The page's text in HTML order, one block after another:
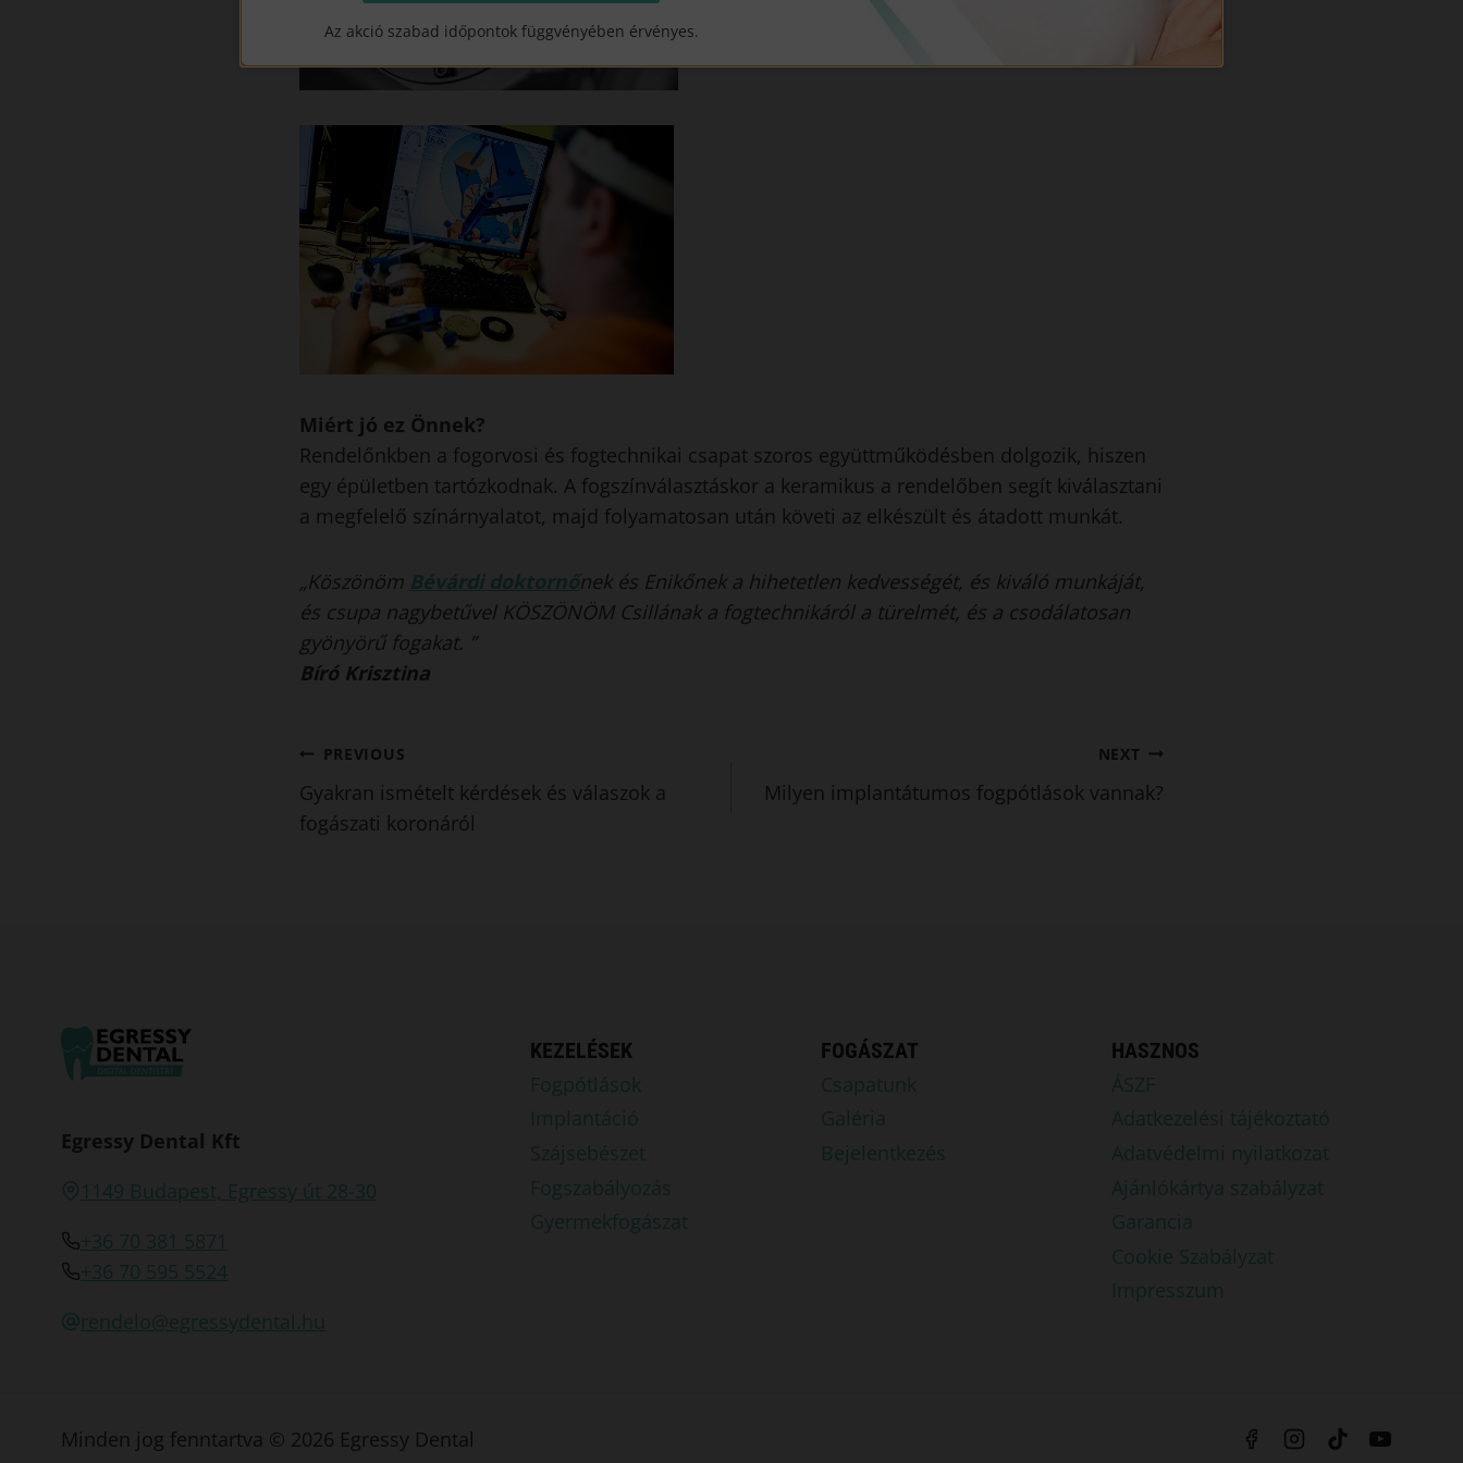
Miért jó ez Önnek?
Rendelőnkben a fogorvosi és fogtechnikai csapat szoros együttműködésben dolgozik, hiszen
egy épületben tartózkodnak. A fogszínválasztáskor a keramikus a rendelőben segít kiválasztani
a megfelelő színárnyalatot, majd folyamatosan után követi az elkészült és átadott munkát.
„Köszönöm Bévárdi doktornőnek és Enikőnek a hihetetlen kedvességét, és kiváló munkáját,
és csupa nagybetűvel KÖSZÖNÖM Csillának a fogtechnikáról a türelmét, és a csodálatosan
gyönyörű fogakat. ”
Bíró Krisztina
Bejegyzés
navigáció
PREVIOUS
Gyakran ismételt kérdések és válaszok a
fogászati koronáról
NEXT
Milyen implantátumos fogpótlások vannak?
Egressy Dental Kft
1149 Budapest, Egressy út 28-30
+36 70 381 5871
+36 70 595 5524
rendelo@egressydental.hu
KEZELÉSEK
Fogpótlások
Implantáció
Szájsebészet
Fogszabályozás
Gyermekfogászat
FOGÁSZAT
Csapatunk
Galéria
Bejelentkezés
HASZNOS
ÁSZF
Adatkezelési tájékoztató
Adatvédelmi nyilatkozat
Ajánlókártya szabályzat
Garancia
Cookie Szabályzat
Impresszum
Minden jog fenntartva © 2026 Egressy Dental
Az akció szabad időpontok függvényében érvényes.